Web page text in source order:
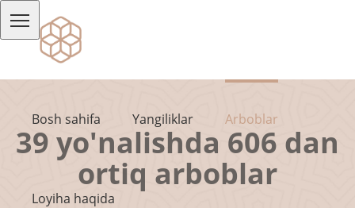
Bosh sahifa Yangiliklar Arboblar
Loyiha haqida
39 yo'nalishda 606 dan
ortiq arboblar